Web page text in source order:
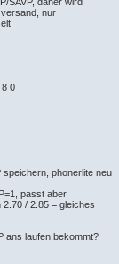
nur
8 0
speichern, phonerlite neu
passt aber
/ 2.85 = gleiches
ans laufen bekommt?